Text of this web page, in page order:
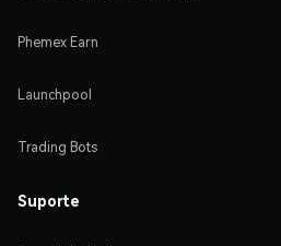
Phemex Earn
Launchpool
Trading Bots
Suporte